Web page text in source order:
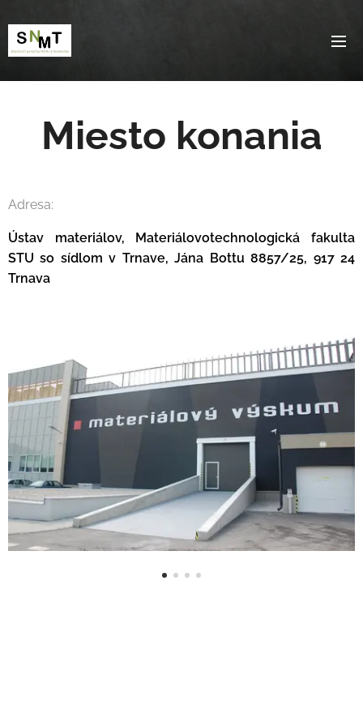
Miesto konania
Adresa:
Ústav materiálov, Materiálovotechnologická fakulta
STU so sídlom v Trnave, Jána Bottu 8857/25, 917 24
Trnava